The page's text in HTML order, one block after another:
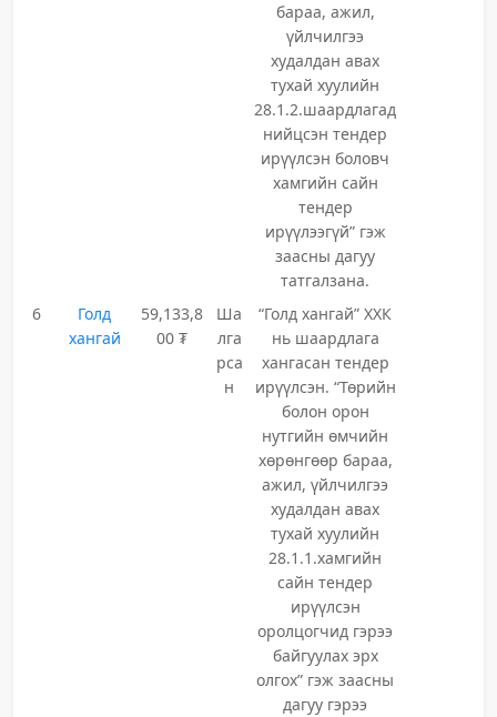
бараа, ажил,
үйлчилгээ
худалдан авах
тухай хуулийн
28.1.2.шаардлагад
нийцсэн тендер
ирүүлсэн боловч
хамгийн сайн
тендер
ирүүлээгүй” гэж
заасны дагуу
татгалзана.
6
Голд
хангай
59,133,8
00 ₮
Ша
лга
рса
н
“Голд хангай” ХХК
нь шаардлага
хангасан тендер
ирүүлсэн. “Төрийн
болон орон
нутгийн өмчийн
хөрөнгөөр бараа,
ажил, үйлчилгээ
худалдан авах
тухай хуулийн
28.1.1.хамгийн
сайн тендер
ирүүлсэн
оролцогчид гэрээ
байгуулах эрх
олгох” гэж заасны
дагуу гэрээ